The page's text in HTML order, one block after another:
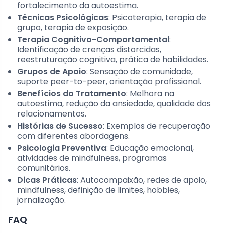
fortalecimento da autoestima.
Técnicas Psicológicas: Psicoterapia, terapia de
grupo, terapia de exposição.
Terapia Cognitivo-Comportamental:
Identificação de crenças distorcidas,
reestruturação cognitiva, prática de habilidades.
Grupos de Apoio: Sensação de comunidade,
suporte peer-to-peer, orientação profissional.
Benefícios do Tratamento: Melhora na
autoestima, redução da ansiedade, qualidade dos
relacionamentos.
Histórias de Sucesso: Exemplos de recuperação
com diferentes abordagens.
Psicologia Preventiva: Educação emocional,
atividades de mindfulness, programas
comunitários.
Dicas Práticas: Autocompaixão, redes de apoio,
mindfulness, definição de limites, hobbies,
jornalização.
FAQ